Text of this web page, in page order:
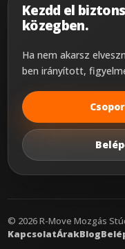
Kezdd el
közegben.
Ha nem akarsz
ben irányított,
© 2026R-Move Mozgás
KapcsolatÁrakBlog